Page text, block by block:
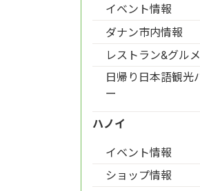
イベント情報
ダナン市内情報
レストラン&グル
日帰り日本語観光
ー
ハノイ
イベント情報
ショップ情報